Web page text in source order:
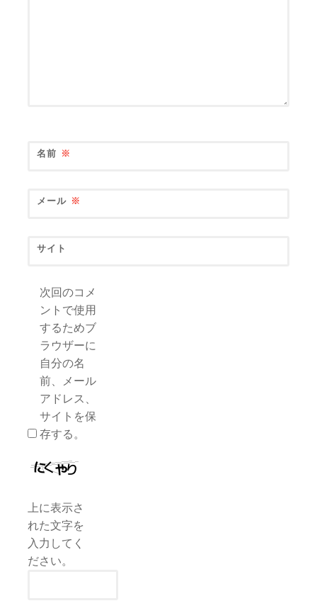
名前 ※
メール ※
サイト
次回のコメ
ントで使用
するためブ
ラウザーに
自分の名
前、メール
アドレス、
サイトを保
存する。
上に表示さ
れた文字を
入力してく
ださい。